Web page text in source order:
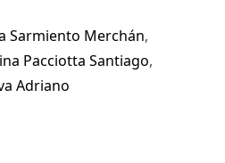
Sarmiento Merchán,
Pacciotta Santiago,
Adriano